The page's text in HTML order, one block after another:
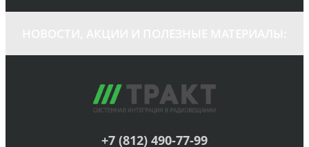
+7 (812) 490-77-99